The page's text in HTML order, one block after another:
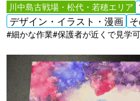
川中島古戦場・松代・若穂エリア
デザイン・イラスト・漫画
#細かな作業#保護者が近くで見学